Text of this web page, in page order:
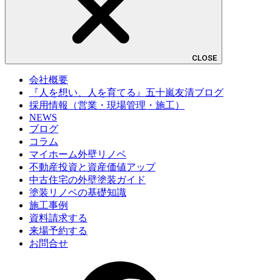
CLOSE
会社概要
『人を想い、人を育てる』五十嵐友清ブログ
採用情報（営業・現場管理・施工）
NEWS
ブログ
コラム
マイホーム外壁リノベ
不動産投資と資産価値アップ
中古住宅の外壁塗装ガイド
塗装リノベの基礎知識
施工事例
資料請求する
来場予約する
お問合せ